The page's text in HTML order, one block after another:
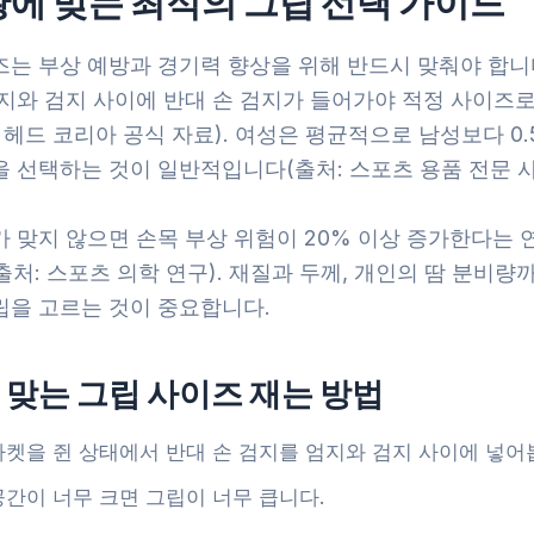
는 부상 예방과 경기력 향상을 위해 반드시 맞춰야 합
와 검지 사이에 반대 손 검지가 들어가야 적정 사이즈
드 코리아 공식 자료). 여성은 평균적으로 남성보다
선택하는 것이 일반적입니다(출처: 스포츠 용품 전문
맞지 않으면 손목 부상 위험이 20% 이상 증가한다는
처: 스포츠 의학 연구). 재질과 두께, 개인의 땀 분비량
을 고르는 것이 중요합니다.
는 그립 사이즈 재는 방법
켓을 쥔 상태에서 반대 손 검지를 엄지와 검지 사이에 넣어
간이 너무 크면 그립이 너무 큽니다.